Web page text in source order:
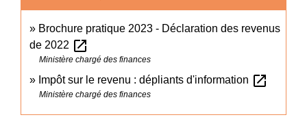
Brochure pratique 2023 - Déclaration des revenus
de 2022 open_in_new
Ministère chargé des finances
Impôt sur le revenu : dépliants d'information open_in_new
Ministère chargé des finances